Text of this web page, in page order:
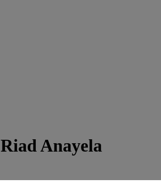
Riad Anayela